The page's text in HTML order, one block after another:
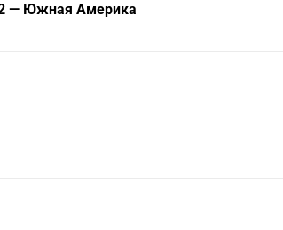
2 — Южная Америка